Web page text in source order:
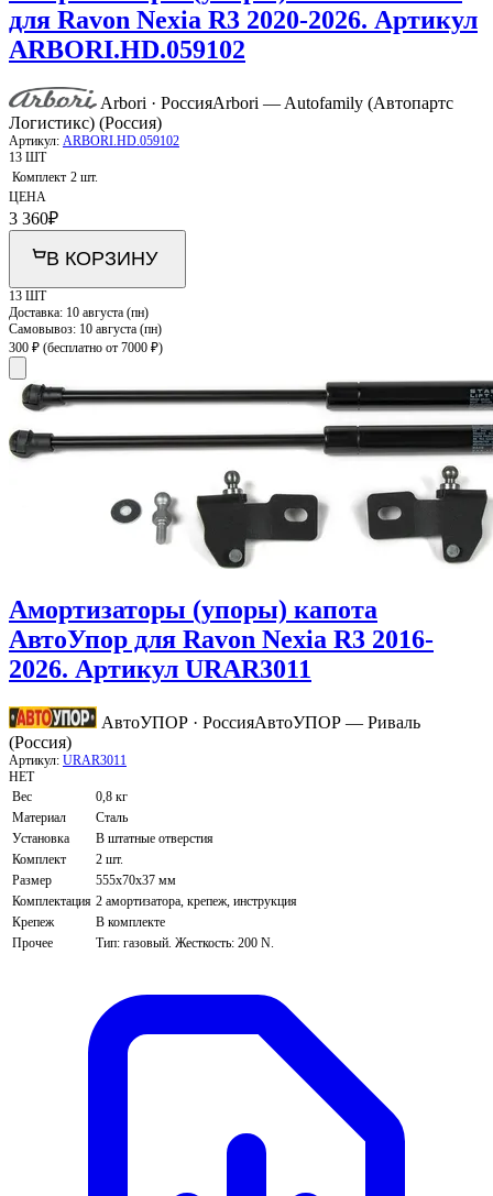
для Ravon Nexia R3 2020-2026. Артикул
ARBORI.HD.059102
Arbori · РоссияArbori — Autofamily (Автопартс
Логистикс) (Россия)
Артикул: ARBORI.HD.059102
13 ШТ
Комплект 2 шт.
ЦЕНА
3 360₽
В КОРЗИНУ
13 ШТ
Доставка: 10 августа (пн)
Самовывоз: 10 августа (пн)
300 ₽ (бесплатно от 7000 ₽)
Амортизаторы (упоры) капота
АвтоУпор для Ravon Nexia R3 2016-
2026. Артикул URAR3011
АвтоУПОР · РоссияАвтоУПОР — Риваль
(Россия)
Артикул: URAR3011
НЕТ
Вес
0,8 кг
Материал
Сталь
Установка
В штатные отверстия
Комплект
2 шт.
Размер
555х70х37 мм
Комплектация 2 амортизатора, крепеж, инструкция
Крепеж
В комплекте
Прочее
Тип: газовый. Жесткость: 200 N.